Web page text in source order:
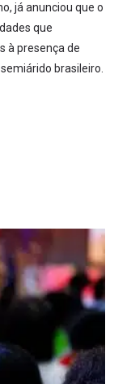
já anunciou que o
que
à presença de
brasileiro.